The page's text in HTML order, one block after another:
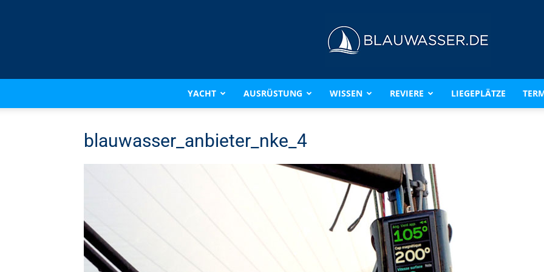
BLAUWASSER.DE
YACHT AUSRÜSTUNG WISSEN REVIERE LIEGEPLÄTZE
blauwasser_anbieter_nke_4